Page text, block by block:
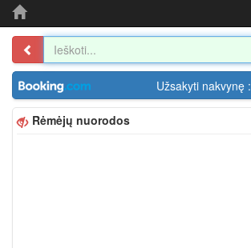
Užsakyti nakvynę :
Rėmėjų nuorodos